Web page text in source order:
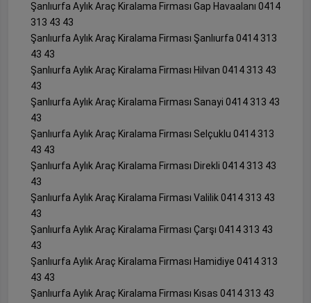
Şanlıurfa Aylık Araç Kiralama Firması Gap Havaalanı 0414
313 43 43
Şanlıurfa Aylık Araç Kiralama Firması Şanlıurfa 0414 313
43 43
Şanlıurfa Aylık Araç Kiralama Firması Hilvan 0414 313 43
43
Şanlıurfa Aylık Araç Kiralama Firması Sanayi 0414 313 43
43
Şanlıurfa Aylık Araç Kiralama Firması Selçuklu 0414 313
43 43
Şanlıurfa Aylık Araç Kiralama Firması Direkli 0414 313 43
43
Şanlıurfa Aylık Araç Kiralama Firması Valilik 0414 313 43
43
Şanlıurfa Aylık Araç Kiralama Firması Çarşı 0414 313 43
43
Şanlıurfa Aylık Araç Kiralama Firması Hamidiye 0414 313
43 43
Şanlıurfa Aylık Araç Kiralama Firması Kısas 0414 313 43